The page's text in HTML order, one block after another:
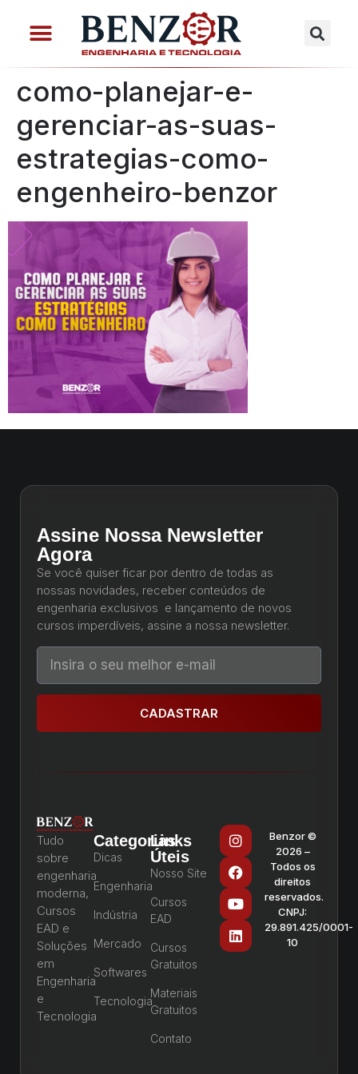
como-planejar-e-
gerenciar-as-suas-
estrategias-como-
engenheiro-benzor
Assine Nossa Newsletter
Agora
Se você quiser ficar por dentro de todas as
nossas novidades, receber conteúdos de
engenharia exclusivos e lançamento de novos
cursos imperdíveis, assine a nossa newsletter.
CADASTRAR
Tudo
sobre
engenharia
moderna,
Cursos
EAD e
Soluções
em
Engenharia
e
Tecnologia
Categorias
Dicas
Engenharia
Indústria
Mercado
Softwares
Tecnologia
Links
Úteis
Nosso Site
Cursos
EAD
Cursos
Gratuitos
Materiais
Gratuitos
Contato
Benzor ©
2026 –
Todos os
direitos
reservados.
CNPJ:
29.891.425/0001-
10